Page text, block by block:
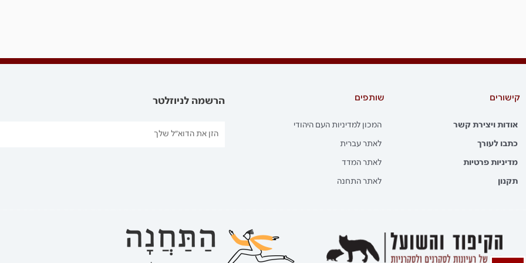
קישורים
אודות ויצירת קשר
כתבו לעורך
מדיניות פרטיות
תקנון
שותפים
המכון למדיניות העם היהודי
לאתר עברית
לאתר המדד
לאתר התחנה
הרשמה לניוזלטר